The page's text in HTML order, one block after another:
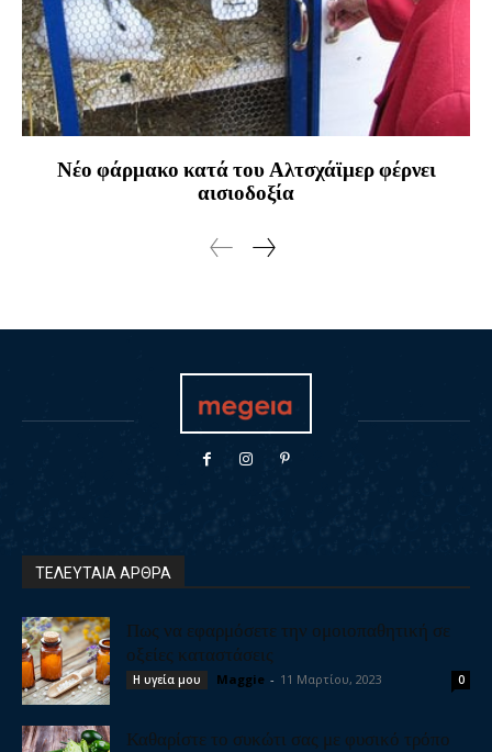
Νέο φάρμακο κατά του Αλτσχάϊμερ φέρνει
αισιοδοξία
ΤΕΛΕΥΤΑΙΑ ΑΡΘΡΑ
Πως να εφαρμόσετε την ομοιοπαθητική σε
οξείες καταστάσεις
Η υγεία μου Maggie - 11 Μαρτίου, 2023 0
Καθαρίστε το συκώτι σας με φυσικό τρόπο